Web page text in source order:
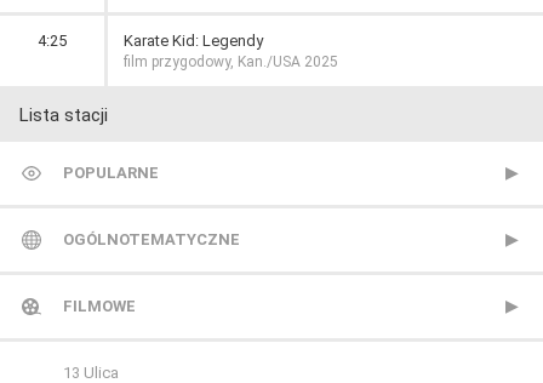
4:25 Karate Kid: Legendy
film przygodowy, Kan./USA 2025
Lista stacji
POPULARNE
TVP 1
TVP 2
Polsat
OGÓLNOTEMATYCZNE
Metro TV
Nowa TV
FILMOWE
13 Ulica